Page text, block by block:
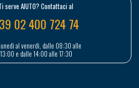
serve AIUTO? Contattaci al
02 400 724 74
al venerdì, dalle 08:30 alle
13:00 e dalle 14:00 alle 17:30